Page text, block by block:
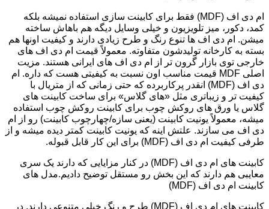
ام دی اف (MDF) فقط برای کابینت سازی استفاده نمیشه بلکه
کمد، دکور، میز تلویزیون و خیلی وسایل دیگه هم باهاش ساخته
میشن. ام دی اف ها تنوع رنگ و طرح زیادی دارند و کیفیت اونها هم
بسته به کارخانه تولیدشون متفاوته. معمولاً قیمت ام دی اف های
خارجی توی بازار گرون تر از ام دی اف های ایرانی هستند. مزیت
اصلی MDF قیمت مناسب اون نسبت به کیفیتی هست که داره. ام
دی اف (MDF) انقدر پرکاربرده که حتی زمانی که از متریال با
کیفیت تر و زیباتری مثل «های گلاس» برای ساخت کابینت های
گلاس یا ورق های روکش چوب برای کابینت روکش چوب استفاده
میشه، معمولاً یونیت کابینت (یعنی سازه/چهارچوب کابینت) رو از ام
دی اف می سازند. علتش اینه که یونیت کابینت کمتر دیده میشه و از
طرفی کیفیت ام دی اف (MDF) برای این کار قابل قبوله.
کابینت های ام دی اف (MDF) در کنار مزایایی که دارند یک سری
معایبی هم دارند که این بخش رو مستقل توضیح دادیم.مدل های
کابینت ام دی اف (MDF)
کابینت های ام دی اف (MDF) طرح و رنگ خیلی متنوعی دارند. در